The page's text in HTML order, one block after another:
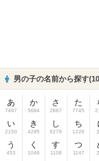
男の子の名前から探す
あ
7497
い
2150
う
453
か
5684
き
4295
く
1046
さ
2867
し
6279
す
1108
た
7745
ち
1226
つ
1147